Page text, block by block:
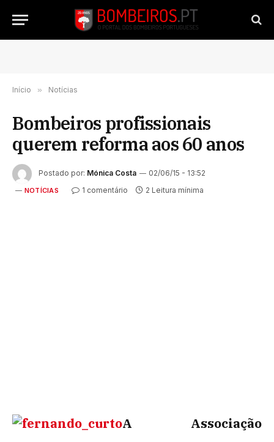
Início » Notícias
Bombeiros profissionais
querem reforma aos 60 anos
Postado por: Mónica Costa 02/06/15 - 13:52
NOTÍCIAS 1 comentário 2 Leitura mínima
A Associação